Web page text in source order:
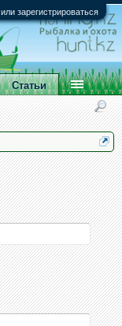
зарегистрироваться
Статьи